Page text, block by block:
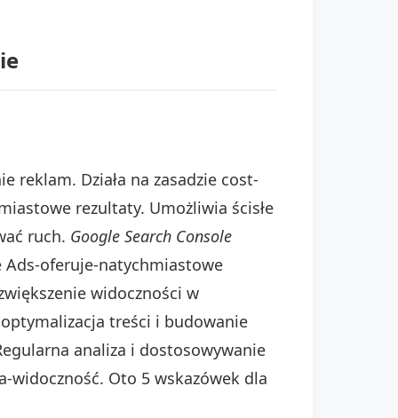
Działa na zasadzie cost-
rezultaty. Umożliwia ścisłe
ruch. Google Search Console
Ads-oferuje-natychmiastowe
widoczności w
treści i budowanie
analiza i dostosowywanie
widoczność. Oto 5 wskazówek dla